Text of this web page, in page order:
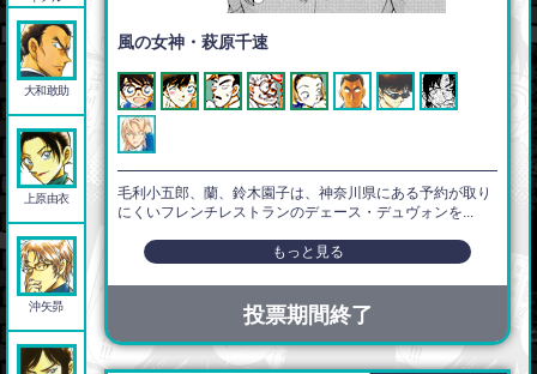
風の女神・萩原千速
毛利小五郎、蘭、鈴木園子は、神奈川県にある予約が取り
にくいフレンチレストランのデェース・デュヴォンを...
もっと見る
投票期間終了
大和敢助
上原由衣
沖矢昴